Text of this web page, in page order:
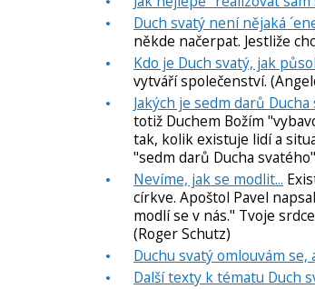
Duch svatý není nějaká
někde načerpat. Jestliže
Kdo je Duch svatý, jak
vytváří společenství.
Jakých je sedm darů
totiž Duchem Božím
tak, kolik existuje lidí a
"sedm darů Ducha
Nevíme, jak se modlit...
církve. Apoštol Pavel
modlí se v nás." Tvoje
(Roger Schutz)
Duchu svatý omlouvám se,
Další texty k tématu Duch